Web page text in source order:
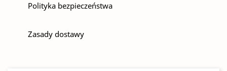
Polityka bezpieczeństwa
Zasady dostawy